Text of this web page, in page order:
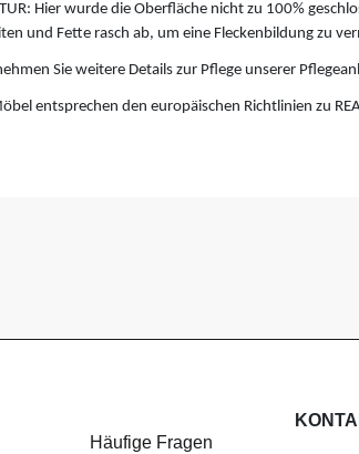
Hier wurde die Oberfläche nicht zu 100%
und Fette rasch ab, um eine Fleckenbildung zu
Sie weitere Details zur Pflege unserer
entsprechen den europäischen Richtlinien zu
Häufige Fragen